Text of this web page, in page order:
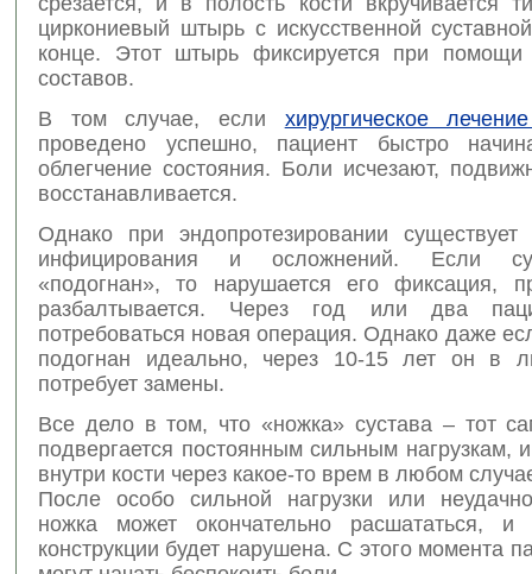
циркониевый штырь с искусственной
конце. Этот штырь фиксируется при помощи
составов.
В том случае, если хирургическое
проведено успешно, пациент быстро
облегчение состояния. Боли исчезают,
восстанавливается.
Однако при эндопротезировании
инфицирования и осложнений. Если
«подогнан», то нарушается его фиксация,
разбалтывается. Через год или два
потребоваться новая операция. Однако даже
подогнан идеально, через 10-15 лет он в
потребует замены.
Все дело в том, что «ножка» сустава – тот
подвергается постоянным сильным нагрузкам,
внутри кости через какое-то врем в любом
После особо сильной нагрузки или
ножка может окончательно расшататься, и
конструкции будет нарушена. С этого момента